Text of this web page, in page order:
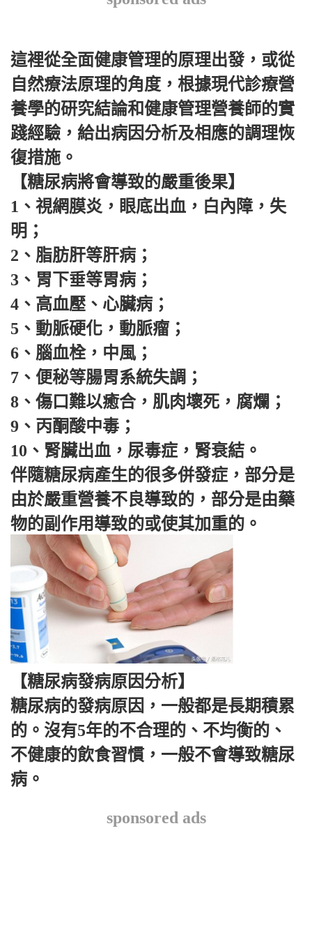
這裡從全面健康管理的原理出發，或從
自然療法原理的角度，根據現代診療營
養學的研究結論和健康管理營養師的實
踐經驗，給出病因分析及相應的調理恢
復措施。
【糖尿病將會導致的嚴重後果】
1、視網膜炎，眼底出血，白內障，失
明；
2、脂肪肝等肝病；
3、胃下垂等胃病；
4、高血壓、心臟病；
5、動脈硬化，動脈瘤；
6、腦血栓，中風；
7、便秘等腸胃系統失調；
8、傷口難以癒合，肌肉壞死，腐爛；
9、丙酮酸中毒；
10、腎臟出血，尿毒症，腎衰結。
伴隨糖尿病產生的很多併發症，部分是
由於嚴重營養不良導致的，部分是由藥
物的副作用導致的或使其加重的。
【糖尿病發病原因分析】
糖尿病的發病原因，一般都是長期積累
的。沒有5年的不合理的、不均衡的、
不健康的飲食習慣，一般不會導致糖尿
病。
sponsored ads